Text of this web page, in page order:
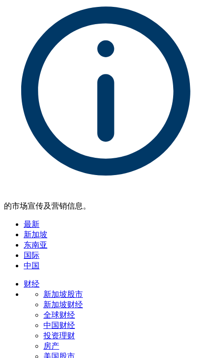
的市场宣传及营销信息。
最新
新加坡
东南亚
国际
中国
财经
新加坡股市
新加坡财经
全球财经
中国财经
投资理财
房产
美国股市